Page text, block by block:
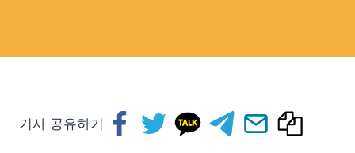
기사 공유하기